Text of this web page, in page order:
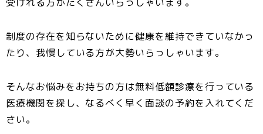
制度の存在を知らないために健康を維持できていなかっ
たり、我慢している方が大勢いらっしゃいます。
そんなお悩みをお持ちの方は無料低額診療を行っている
医療機関を探し、なるべく早く面談の予約を入れてくだ
さい。